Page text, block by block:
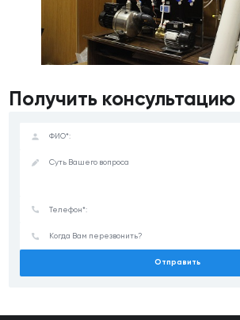
Получить консультацию
Отправить